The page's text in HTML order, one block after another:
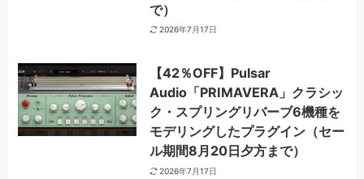
で）
2026年7月17日
【42％OFF】Pulsar
Audio「PRIMAVERA」クラシッ
ク・スプリングリバーブ6機種を
モデリングしたプラグイン（セー
ル期間8月20日夕方まで）
2026年7月17日